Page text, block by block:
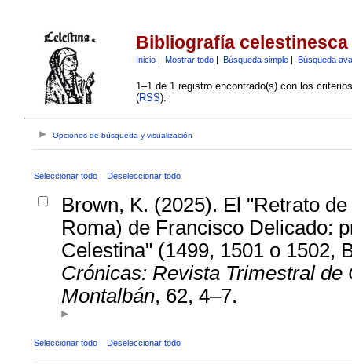
Bibliografía celestinesca
Inicio| Mostrar todo| Búsqueda simple| Búsqueda
1–1 de 1 registro encontrado(s) con los
(RSS):
Opciones de búsqueda y visualización
Seleccionar todo Deseleccionar todo
Brown, K. (2025). El "Retrato
Roma) de Francisco Delicado:
Celestina" (1499, 1501 o 1502,
Crónicas: Revista Trimestral
Montalbán, 62, 4–7.
Seleccionar todo Deseleccionar todo